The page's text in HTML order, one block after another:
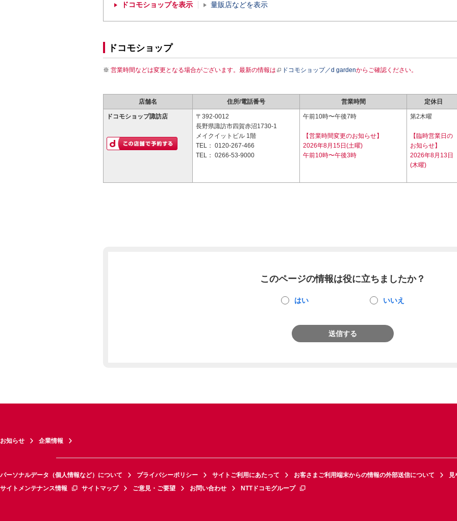
ドコモショップを表示 量販店などを表示
ドコモショップ
営業時間などは変更となる場合がございます。最新の情報は ドコモショップ／d gardenからご確認ください。
店舗名 住所/電話番号 営業時間 定休日
ドコモショップ諏訪店
〒392-0012
長野県諏訪市四賀赤沼1730-1
メイクイットビル 1階
TEL： 0120-267-466
TEL： 0266-53-9000
午前10時〜午後7時
【営業時間変更のお知らせ】
2026年8月15日(土曜)
午前10時〜午後3時
第2木曜
【臨時営業日の
お知らせ】
2026年8月13日
(木曜)
このページの情報は役に立ちましたか？
はい いいえ
送信する
お知らせ 企業情報
パーソナルデータ（個人情報など）について プライバシーポリシー サイトご利用にあたって お客さまご利用端末からの情報の外部送信について
見
サイトメンテナンス情報
サイトマップ ご意見・ご要望 お問い合わせ NTTドコモグループ